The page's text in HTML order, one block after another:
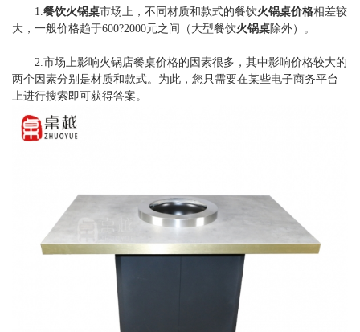
1. 餐饮火锅桌市场上，不同材质和款式的餐饮火锅桌价格相差较
大，一般价格趋于600?2000元之间（大型餐饮火锅桌除外）。
2.市场上影响火锅店餐桌价格的因素很多，其中影响价格较大的
两个因素分别是材质和款式。为此，您只需要在某些电子商务平台
上进行搜索即可获得答案。